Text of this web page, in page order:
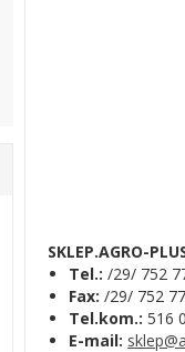
SKLEP.AGRO-
Tel.: /29/ 752
Fax: /29/ 752
Tel.kom.: 516
E-mail: